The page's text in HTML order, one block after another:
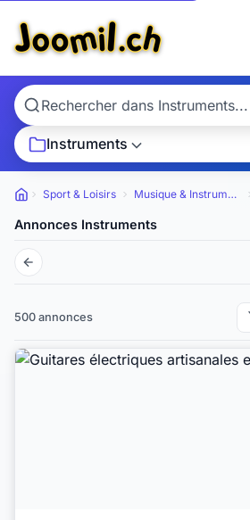
Instruments
Petites annonces
Sport & Loisirs Musique & Instruments
Annonces Instruments
500 annonces